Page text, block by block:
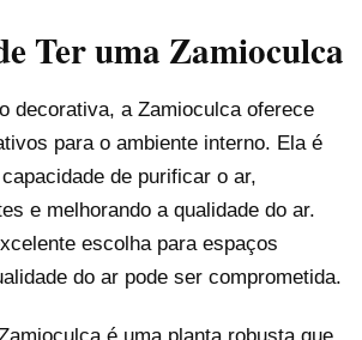
Ter uma Zamioculca
decorativa, a Zamioculca oferece
para o ambiente interno. Ela é
de purificar o ar,
e melhorando a qualidade do ar.
escolha para espaços
do ar pode ser comprometida.